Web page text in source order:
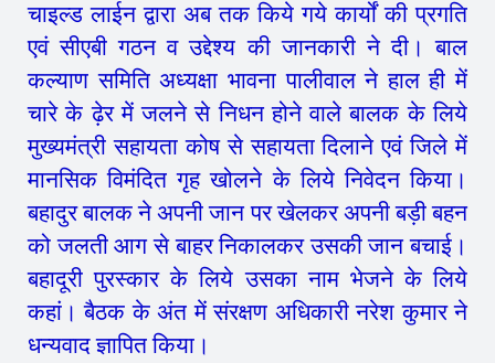
चाइल्ड लाईन द्वारा अब तक किये गये कार्यों की प्रगति
एवं सीएबी गठन व उद्देश्य की जानकारी ने दी। बाल
कल्याण समिति अध्यक्षा भावना पालीवाल ने हाल ही में
चारे के ढ़ेर में जलने से निधन होने वाले बालक के लिये
मुख्यमंत्री सहायता कोष से सहायता दिलाने एवं जिले में
मानसिक विमंदित गृह खोलने के लिये निवेदन किया।
बहादुर बालक ने अपनी जान पर खेलकर अपनी बड़ी बहन
को जलती आग से बाहर निकालकर उसकी जान बचाई।
बहादूरी पुरस्कार के लिये उसका नाम भेजने के लिये
कहां। बैठक के अंत में संरक्षण अधिकारी नरेश कुमार ने
धन्यवाद ज्ञापित किया।